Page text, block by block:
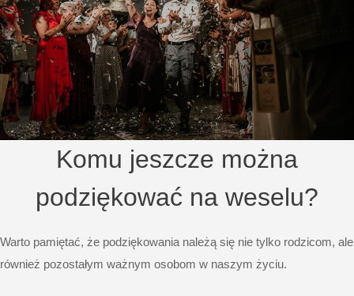
Komu jeszcze można
podziękować na weselu?
Warto pamiętać, że podziękowania należą się nie tylko rodzicom, ale
również pozostałym ważnym osobom w naszym życiu.